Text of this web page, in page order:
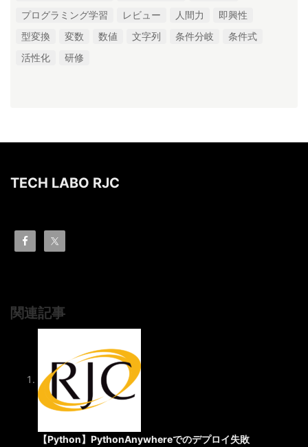
プログラミング学習
レビュー 人間力
即興性
型変換
変数 数値 文字列 条件分岐
条件式
活性化
研修
TECH LABO RJC
関連記事
【Python】PythonAnywhereでのデプロイ失敗